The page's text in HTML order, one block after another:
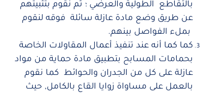
بالتقاطع الطولية والعرضي ؛ ثم نقوم بتثبيتهم
عن طريق وضع مادة عازلة سائلة فوقه لنقوم
بملء الفواصل بينهم.
كما كما أنه عند تنفيذ أعمال المقاولات الخاصة
بحمامات المسابح بتطبيق مادة حماية من مواد
عازلة على كل من الجدران والحوائط كما نقوم
بالعمل على مساواة زوايا القاع بالكامل, حيث